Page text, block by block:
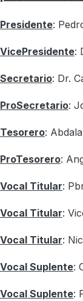
Presidente:
VicePresidente:
Secretario: Dr.
ProSecretario:
Tesorero:
ProTesorero:
Vocal Titular:
Vocal Titular:
Vocal Titular:
Vocal Suplente:
Vocal Suplente: